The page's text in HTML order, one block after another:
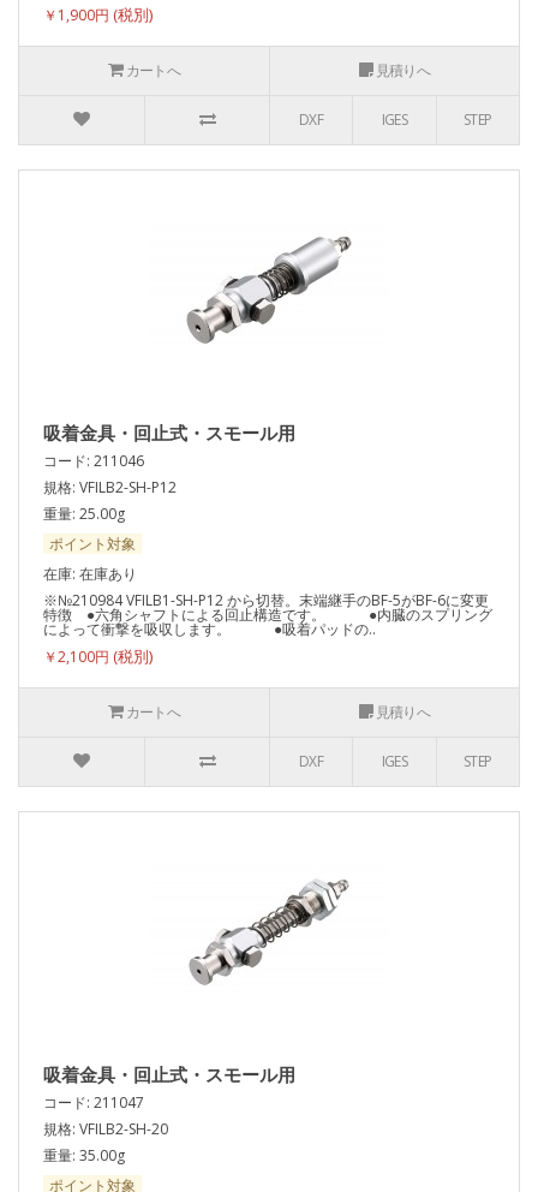
￥1,900円
カートへ 見積りへ
DXF IGES STEP
吸着金具・回止式・スモール用
コード: 211046
規格: VFILB2-SH-P12
重量: 25.00g
ポイント対象
在庫: 在庫あり
※№210984 VFILB1-SH-P12 から切替。末端継手のBF-5がBF-6に変更
特徴 ●六角シャフトによる回止構造です。 ●内臓のスプリング
によって衝撃を吸収します。 ●吸着パッドの..
￥2,100円
カートへ 見積りへ
DXF IGES STEP
吸着金具・回止式・スモール用
コード: 211047
規格: VFILB2-SH-20
重量: 35.00g
ポイント対象